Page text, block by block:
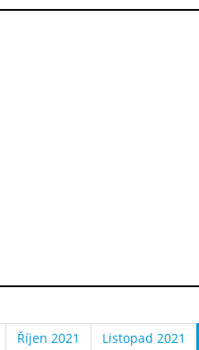
Říjen 2021 Listopad 2021